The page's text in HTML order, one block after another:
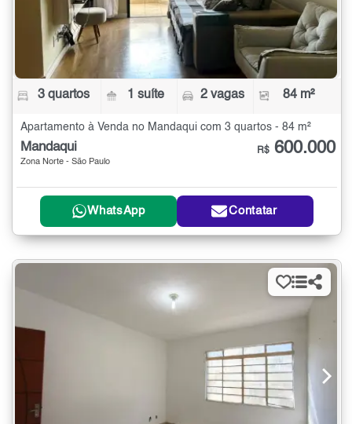
3 quartos 1 suíte 2 vagas 84 m²
Apartamento à Venda no Mandaqui com 3 quartos - 84 m²
Mandaqui
Zona Norte - São Paulo
R$ 600.000
WhatsApp Contatar